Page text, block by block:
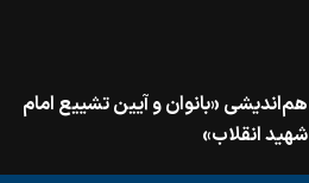
هم‌اندیشی «بانوان و آیین تشییع امام
شهید انقلاب»